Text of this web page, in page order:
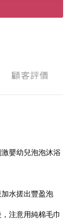
顧客評價
嬰幼兒泡泡沐浴
水搓出豐盈泡
注意用純棉毛巾